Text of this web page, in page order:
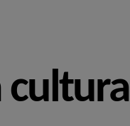
cultura